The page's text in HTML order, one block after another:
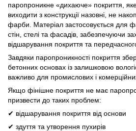
паропроникне «дихаюче» покриття,
виходити з конструкції назовні, не
фарби. Матеріал застосовується для
стін, стелі та фасадів, забезпечуючи
відшарування покриття та
Завдяки паропроникності покриття
бетонних основах із залишковою
важливо для промислових і комерційних
Якщо фінішне покриття не має
призвести до таких проблем:
✔ відшарування покриття від основи
✔ здуття та утворення пухирів